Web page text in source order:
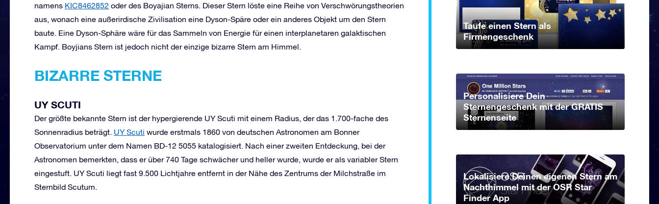
namens KIC8462852 oder des Boyajian Sterns. Dieser Stern löste eine Reihe von Verschwörungstheorien
aus, wonach eine außerirdische Zivilisation eine Dyson-Späre oder ein anderes Objekt um den Stern
baute. Eine Dyson-Sphäre wäre für das Sammeln von Energie für einen interplanetaren galaktischen
Kampf. Boyjians Stern ist jedoch nicht der einzige bizarre Stern am Himmel.
BIZARRE STERNE
UY SCUTI
Der größte bekannte Stern ist der hypergierende UY Scuti mit einem Radius, der das 1.700-fache des
Sonnenradius beträgt. UY Scuti wurde erstmals 1860 von deutschen Astronomen am Bonner
Observatorium unter dem Namen BD-12 5055 katalogisiert. Nach einer zweiten Entdeckung, bei der
Astronomen bemerkten, dass er über 740 Tage schwächer und heller wurde, wurde er als variabler Stern
eingestuft. UY Scuti liegt fast 9.500 Lichtjahre entfernt in der Nähe des Zentrums der Milchstraße im
Sternbild Scutum.
Taufe einen Stern als
Firmengeschenk
Personalisiere Dein
Sternengeschenk mit der GRATIS
Sternenseite
Lokalisiere Deinen eigenen Stern am
Nachthimmel mit der OSR Star
Finder App